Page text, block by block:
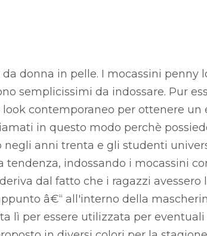
donna in pelle. I mocassini penny
semplicissimi da indossare. Pur
contemporaneo per ottenere un
in questo modo perchè
negli anni trenta e gli studenti
indossando i mocassini
dal fatto che i ragazzi avessero
â€“ all'interno della
lì per essere utilizzata per